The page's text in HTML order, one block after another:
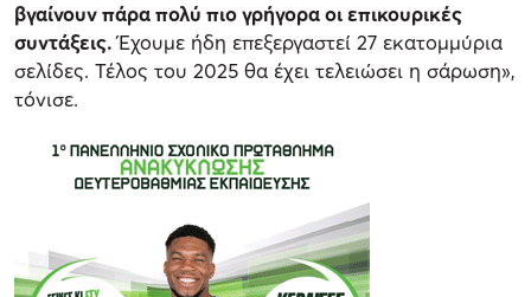
βγαίνουν πάρα πολύ πιο γρήγορα οι επικουρικές
συντάξεις.Έχουμε ήδη επεξεργαστεί 27 εκατομμύρια
σελίδες. Τέλος του 2025 θα έχει τελειώσει η σάρωση»,
τόνισε.